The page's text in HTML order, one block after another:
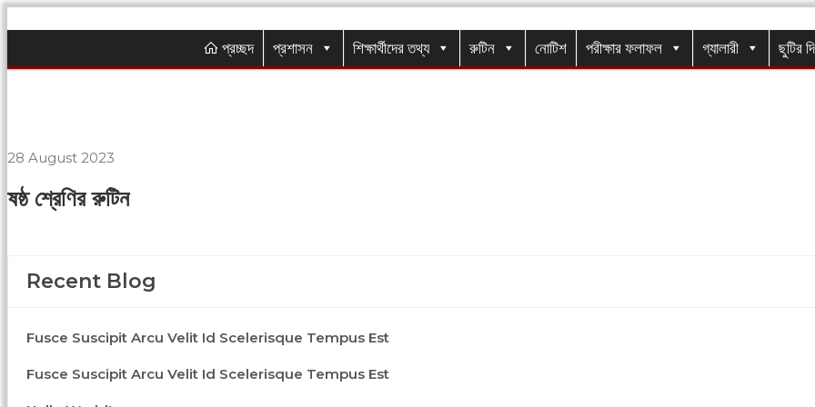
প্রচ্ছদ প্রশাসন শিক্ষার্থীদের তথ্য রুটিন নোটিশ পরীক্ষার ফলাফল গ্যালারী ছুটির
28 August 2023
ষষ্ঠ শ্রেণির রুটিন
Recent Blog
Fusce Suscipit Arcu Velit Id Scelerisque Tempus Est
Fusce Suscipit Arcu Velit Id Scelerisque Tempus Est